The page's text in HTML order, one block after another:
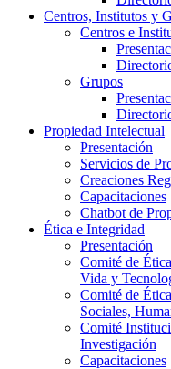
Centros, Institutos y
Centros e
Grupos
Propiedad Intelectual
Presentación
Servicios de
Creaciones
Capacitaciones
Chatbot de
Ética e Integridad
Presentación
Comité de
Vida y
Comité de
Sociales,
Comité
Investigación
Capacitaciones